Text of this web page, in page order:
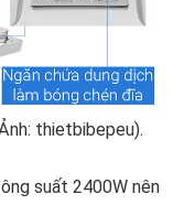
thietbibepeu).
suất 2400W nên